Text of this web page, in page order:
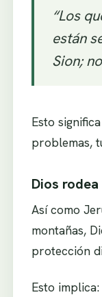
“Los
están
Sion;
Esto
problemas,
Dios
Así como
montañas,
protección
Esto implica: